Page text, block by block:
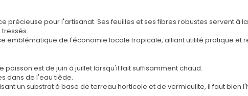
précieuse pour l'artisanat. Ses feuilles et ses fibres robustes servent à
emblématique de l'économie locale tropicale, alliant utilité pratique et
est de juin à juillet lorsqu'il fait suffisamment chaud.
dans de l'eau tiède.
un substrat à base de terreau horticole et de vermiculite, il faut bien